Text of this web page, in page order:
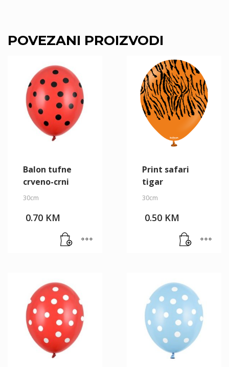
POVEZANI PROIZVODI
Balon tufne
crveno-crni
30cm
0.70 KM
Print safari
tigar
30cm
0.50 KM